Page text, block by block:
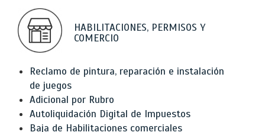
HABILITACIONES, PERMISOS Y
COMERCIO
Reclamo de pintura, reparación e instalación
de juegos
Adicional por Rubro
Autoliquidación Digital de Impuestos
Baja de Habilitaciones comerciales